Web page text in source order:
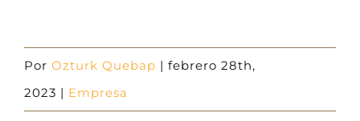
Por Ozturk Quebap | febrero 28th,
2023 | Empresa